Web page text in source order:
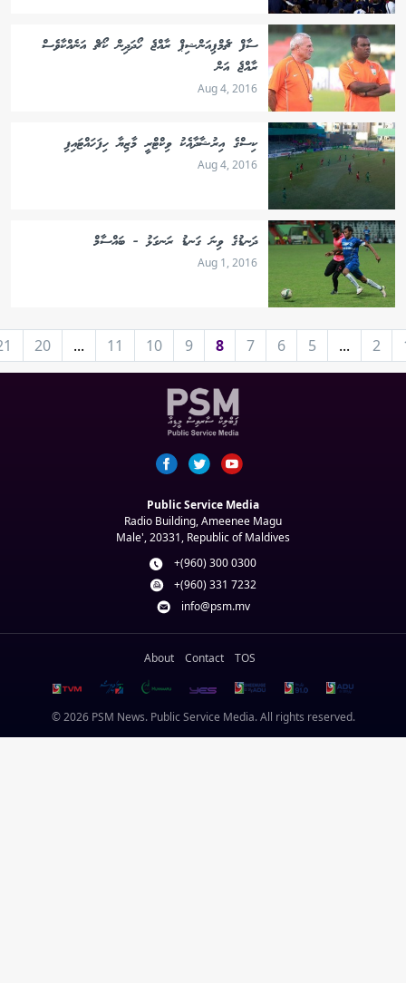
ސާފް ޗެމްޕިއަންޝިޕް ރާއްޖެ ހޯދަދިން ކޯޗް އަނެއްކާވެސް
ރާއްޖެ އަން
Aug 4, 2016
ކިސްގެ އިރުޝާދާއެކު ވިކްޓްރީ މާޒިޔާ ހިފަހައްޓައިފި
Aug 4, 2016
ދަނޑުގެ ވިނަ ގަނޑު ރަނގަޅު - ބައްސާމް
Aug 1, 2016
2
...
5
6
7
8
9
10
11
...
20
Public Service Media
Radio Building, Ameenee Magu
Male', 20331, Republic of Maldives
+(960) 300 0300
+(960) 331 7232
info@psm.mv
About Contact TOS
© 2026 PSM News. Public Service Media. All rights reserved.